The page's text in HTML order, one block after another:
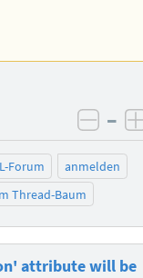
–
Forum
anmelden
Thread-Baum
attribute will be